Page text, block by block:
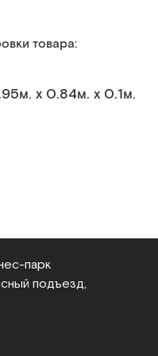
товара:
x 0.84м. x 0.1м.
подъезд,